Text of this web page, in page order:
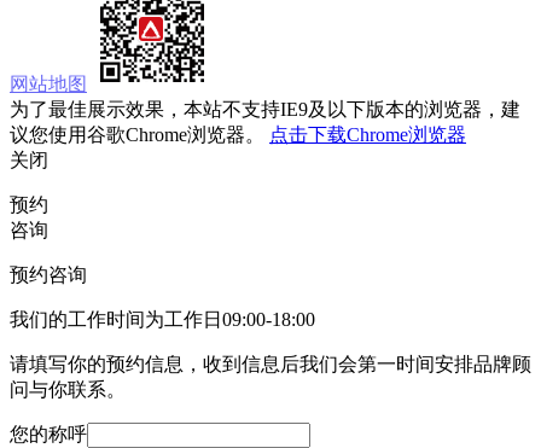
网站地图
为了最佳展示效果，本站不支持IE9及以下版本的浏览器，建
议您使用谷歌Chrome浏览器。
点击下载Chrome浏览器
关闭
预约
咨询
预约咨询
我们的工作时间为工作日09:00-18:00
请填写你的预约信息，收到信息后我们会第一时间安排品牌顾
问与你联系。
您的称呼